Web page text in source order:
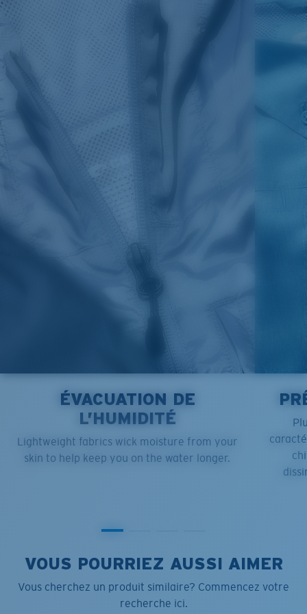
ÉVACUATION DE
L’HUMIDITÉ
Lightweight fabrics wick moisture from your
skin to help keep you on the water longer.
VOUS POURRIEZ AUSSI AIMER
Vous cherchez un produit similaire? Commencez votre
recherche ici.